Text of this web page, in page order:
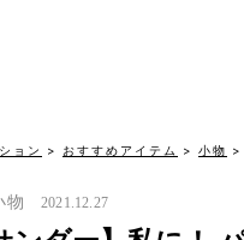
ョン おすすめアイテム 小物
物 2021.12.27